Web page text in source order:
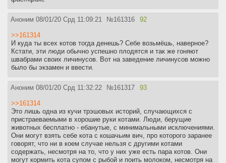
Аноним 08/01/20 Срд 11:09:21 №161316 92
>>161314
И куда ты всех котов тогда денешь? Себе возьмёшь, наверное?
Кстати, эти люди обычно успешно плодятся и так же гоняют
швабрами своих личинусов. Вот на заведение личинусов можно
было бы экзамен и ввести.
Аноним 08/01/20 Срд 11:32:22 №161317 93
>>161314
Это лишь одна из кучи трэшовых историй, случающихся с
пристраеваемыми в хорошие руки котами. Люди, берущие
животных бесплатно - ебанутые, с минимальными исключениями.
Они могут взять себе кота с кошачьим вич, про которого заранее
говорят, что ни в коем случае нельзя с другими котами
содержать, несмотря на то, что у них уже есть пара котов. Они
могут кормить кота супом с рыбой и поить молоком, несмотря на